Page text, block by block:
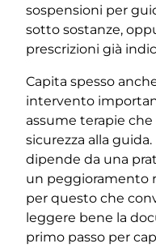
sospensioni per
sotto sostanze,
prescrizioni già
Capita spesso
intervento
assume terapie
sicurezza alla
dipende da una
un peggioramento
per questo che
leggere bene la
primo passo per